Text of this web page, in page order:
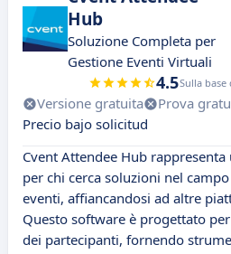
Hub
Soluzione Completa per
Gestione Eventi Virtuali
4.5Sulla base
Versione gratuita Prova
Precio bajo solicitud
Cvent Attendee Hub
per chi cerca soluzioni nel
eventi, affiancandosi ad altre
Questo software è progettato
dei partecipanti, fornendo